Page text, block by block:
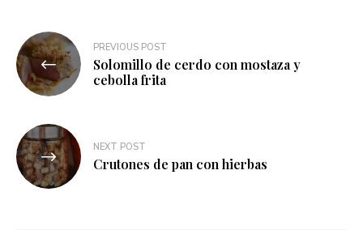
Navegación
de
entradas
PREVIOUS POST
Solomillo de cerdo con mostaza y
cebolla frita
NEXT POST
Crutones de pan con hierbas